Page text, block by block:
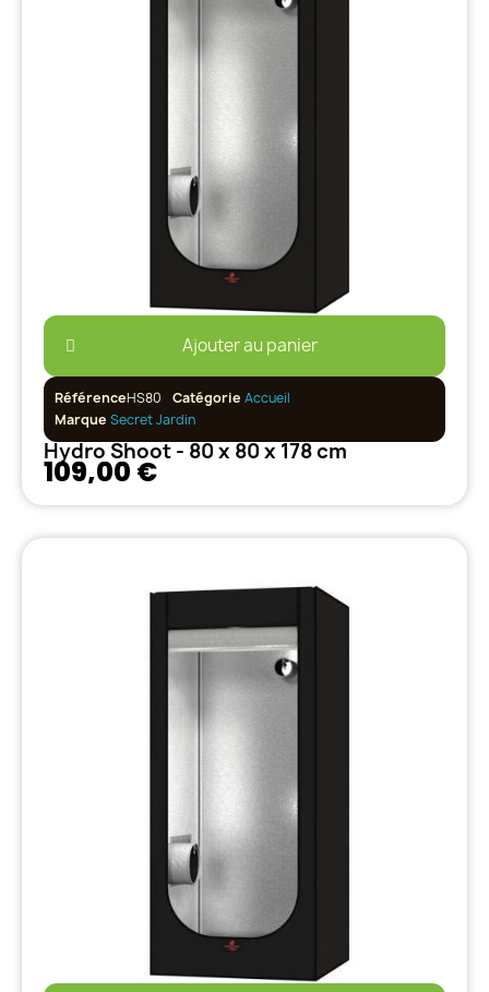
Ajouter au panier
RéférenceHS80 Catégorie Accueil
Marque Secret Jardin
Hydro Shoot - 80 x 80 x 178 cm
109,00 €